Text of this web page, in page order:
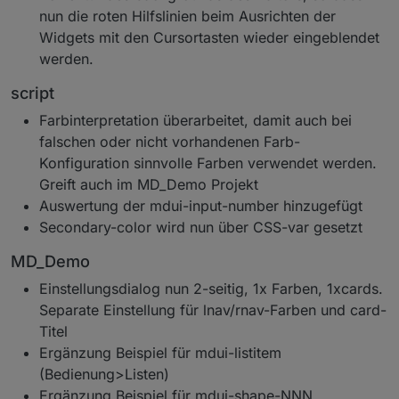
nun die roten Hilfslinien beim Ausrichten der
Widgets mit den Cursortasten wieder eingeblendet
werden.
script
Farbinterpretation überarbeitet, damit auch bei
falschen oder nicht vorhandenen Farb-
Konfiguration sinnvolle Farben verwendet werden.
Greift auch im MD_Demo Projekt
Auswertung der mdui-input-number hinzugefügt
Secondary-color wird nun über CSS-var gesetzt
MD_Demo
Einstellungsdialog nun 2-seitig, 1x Farben, 1xcards.
Separate Einstellung für lnav/rnav-Farben und card-
Titel
Ergänzung Beispiel für mdui-listitem
(Bedienung>Listen)
Ergänzung Beispiel für mdui-shape-NNN